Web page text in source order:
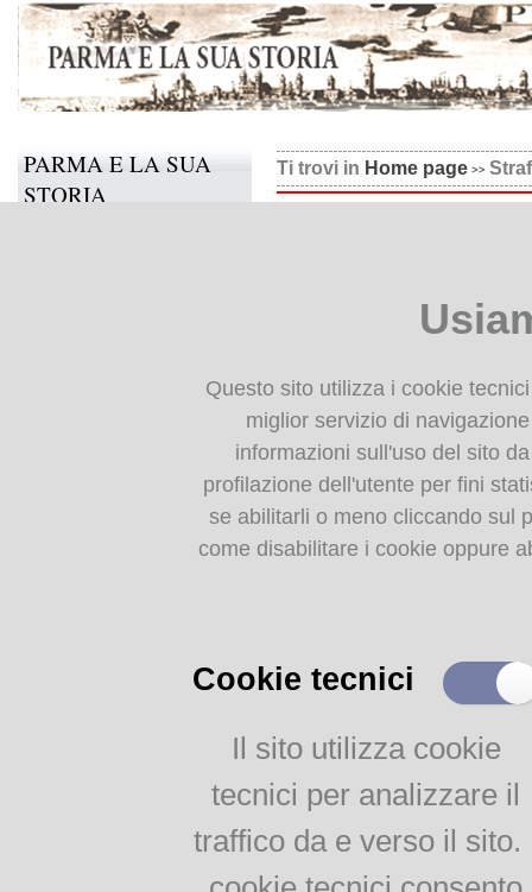
Ti trovi in Home page
PARMA E LA SUA
STORIA
Storia dell'agricoltura
Tempo di guerra, tempo
Questo sito utilizza i cookie
miglior servizio di
informazioni sull'uso del sito
profilazione dell'utente per fini
se abilitarli o meno cliccando sul
come disabilitare i cookie oppure
Cookie tecnici
Il sito utilizza cookie
tecnici per analizzare il
traffico da e verso il sito.